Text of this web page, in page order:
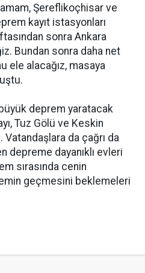
Şereflikoçhisar ve
kayıt istasyonları
sonra Ankara
Bundan sonra daha net
ele alacağız, masaya
deprem yaratacak
Tuz Gölü ve Keskin
Vatandaşlara da çağrı da
depreme dayanıklı evleri
sırasında cenin
geçmesini beklemeleri